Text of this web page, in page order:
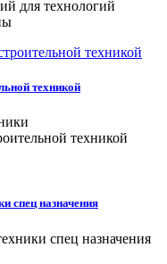
для технологий
техникой
техникой
спец назначения
спец назначения